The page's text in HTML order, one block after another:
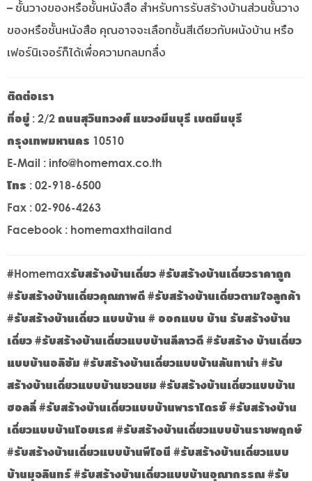
– ชั้นวางของหรือชั้นหนังสือ สำหรับการรับสร้างบ้านส่วนชั้นวาง
ของหรือชั้นหนังสือ คุณอาจจะเลือกชั้นสีเดียวกับผนังบ้าน หรือ
เฟอร์นิเจอร์ก็ได้เพื่อความกลมกลื่ง
ติดต่อเรา
ที่อยู่ : 2/2 ถนนสุวินทวงศ์ แขวงมีนบุรี เขตมีนบุรี
กรุงเทพมหานคร 10510
E-Mail : info@homemax.co.th
โทร : 02-918-6500
Fax : 02-906-4263
Facebook : homemaxthailand
#Homemaxรับสร้างบ้านเดี่ยว #รับสร้างบ้านเดี่ยวราคาถูก
#รับสร้างบ้านเดี่ยวคุณภาพดี #รับสร้างบ้านเดี่ยวตามใจลูกค้า
#รับสร้างบ้านเดี่ยว แบบบ้าน # ออกแบบ บ้าน รับสร้างบ้าน
เดี่ยว #รับสร้างบ้านเดี่ยวแบบบ้านลีลาวดี #รับสร้าง บ้านเดี่ยว
แบบบ้านอลิซัม #รับสร้างบ้านเดี่ยวแบบบ้านลันทาน่า #รับ
สร้างบ้านเดี่ยวแบบบ้านชวนชม #รับสร้างบ้านเดี่ยวแบบบ้าน
ฮอลลี่ #รับสร้างบ้านเดี่ยวแบบบ้านพาราไดรซ์ #รับสร้างบ้าน
เดี่ยวแบบบ้านโอยเรศ #รับสร้างบ้านเดี่ยวแบบบ้านราชพฤกษ์
#รับสร้างบ้านเดี่ยวแบบบ้านพีโอนี #รับสร้างบ้านเดี่ยวแบบ
บ้านมุจลินทร์ #รับสร้างบ้านเดี่ยวแบบบ้านอุณากรรณ #รับ